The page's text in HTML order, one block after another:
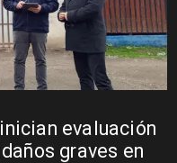
evaluación
graves en